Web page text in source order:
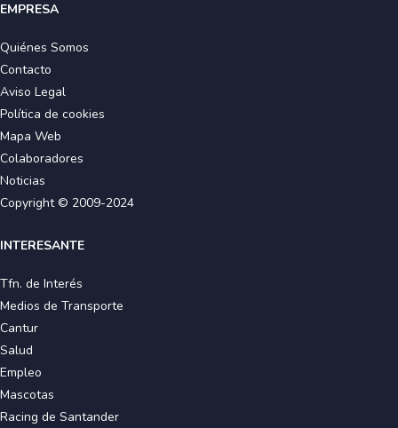
EMPRESA
Quiénes Somos
Contacto
Aviso Legal
Política de cookies
Mapa Web
Colaboradores
Noticias
Copyright © 2009-2024
INTERESANTE
Tfn. de Interés
Medios de Transporte
Cantur
Salud
Empleo
Mascotas
Racing de Santander